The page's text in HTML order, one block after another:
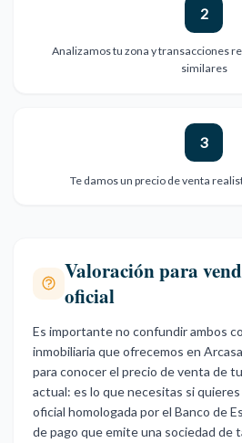
2
Analizamos tu zona y transacciones
similares
3
Te damos un precio de venta
Valoración para
oficial
Es importante no confundir ambos
inmobiliaria que ofrecemos en
para conocer el precio de venta de
actual: es lo que necesitas si
oficial homologada por el Banco de
de pago que emite una sociedad de